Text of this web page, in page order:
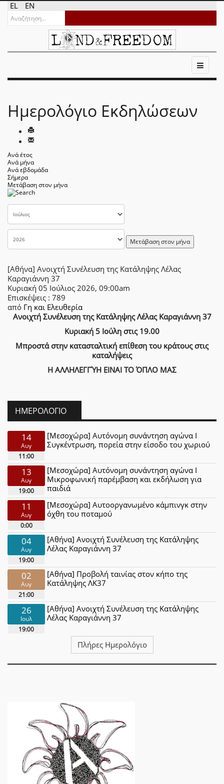
EL EN
Ημερολόγιο Εκδηλώσεων
Ανά έτος
Ανά μήνα
Ανά εβδομάδα
Σήμερα
Μετάβαση στον μήνα
Μετάβαση στον μήνα
[Αθήνα] Ανοιχτή Συνέλευση της Κατάληψης Λέλας
Καραγιάννη 37
Κυριακή 05 Ιούλιος 2026, 09:00am
Επισκέψεις : 789
από Γη και Ελευθερία
Ανοιχτή Συνέλευση της Κατάληψης Λέλας Καραγιάννη 37
Κυριακή 5 Ιούλη στις 19.00
Μπροστά στην κατασταλτική επίθεση του κράτους στις
καταλήψεις
Η ΑΛΛΗΛΕΓΓΎΗ ΕΙΝΑΙ ΤΟ ΌΠΛΟ ΜΑΣ
ΗΜΕΡΟΛΌΓΙΟ
14
Αυγ
11:00
[Μεσοχώρα] Αυτόνομη συνάντηση αγώνα Ι
Συγκέντρωση, πορεία στην είσοδο του χωριού
13
Αυγ
19:00
[Μεσοχώρα] Αυτόνομη συνάντηση αγώνα Ι
Μικροφωνική παρέμβαση και εκδήλωση για
παιδιά
11
Αυγ
0:00
[Μεσοχώρα] Αυτοοργανωμένο κάμπινγκ στην
όχθη του ποταμού
04
Αυγ
19:00
[Αθήνα] Ανοιχτή Συνέλευση της Κατάληψης
Λέλας Καραγιάννη 37
02
Αυγ
21:00
[Αθήνα] Προβολή ταινίας στον κήπο της
Κατάληψης ΛΚ37
26
Ιουλ
19:00
[Αθήνα] Ανοιχτή Συνέλευση της Κατάληψης
Λέλας Καραγιάννη 37
Πλήρες Ημερολόγιο